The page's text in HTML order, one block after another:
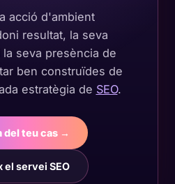
acció d'ambient
resultat, la seva
seva presència de
ben construïdes de
estratègia de SEO.
del teu cas →
el servei SEO